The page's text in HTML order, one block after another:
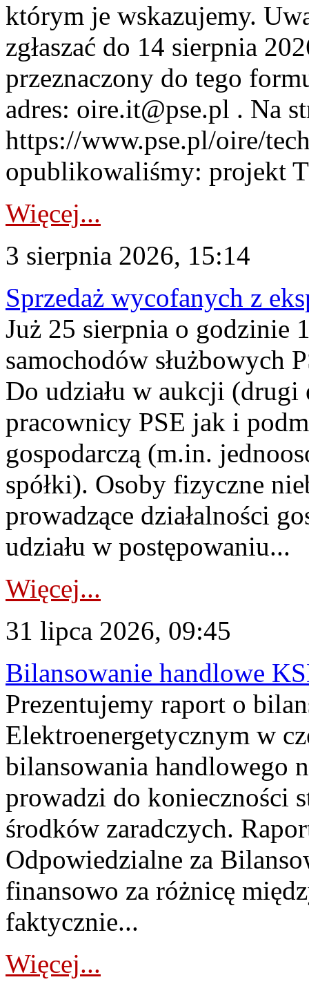
którym je wskazujemy.
zgłaszać do 14 sierpnia
przeznaczony do tego
adres: oire.it@pse.pl . Na
https://www.pse.pl/oire/
opublikowaliśmy: projekt
Więcej...
3 sierpnia 2026, 15:14
Sprzedaż wycofanych z
Już 25 sierpnia o godzinie
samochodów służbowych
Do udziału w aukcji (drugi
pracownicy PSE jak i
gospodarczą (m.in.
spółki). Osoby fizyczne
prowadzące działalności
udziału w postępowaniu...
Więcej...
31 lipca 2026, 09:45
Bilansowanie handlowe
Prezentujemy raport o
Elektroenergetycznym w
bilansowania handlowego
prowadzi do konieczności
środków zaradczych.
Odpowiedzialne za
finansowo za różnicę
faktycznie...
Więcej...